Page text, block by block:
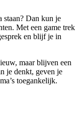
staan? Dan kun je
Met een game trek
en blijf je in
maar blijven een
je denkt, geven je
toegankelijk.